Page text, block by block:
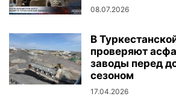
08.07.2026
В
проверяют
заводы перед
сезоном
17.04.2026